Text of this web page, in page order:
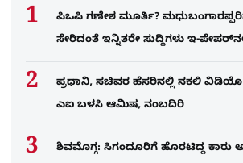
ಪಿಒಪಿ ಗಣೇಶ ಮೂರ್ತಿ?
ಸೇರಿದಂತೆ ಇನ್ನಿತರೇ ಸುದ್ದಿಗಳು ಇ-
ಪ್ರಧಾನಿ, ಸಚಿವರ ಹೆಸರಿನಲ್ಲಿ ನಕಲಿ
ಎಐ ಬಳಸಿ ಆಮಿಷ, ನಂಬದಿರಿ
ಶಿವಮೊಗ್ಗ: ಸಿಗಂದೂರಿಗೆ ಹೊರಟಿದ್ದ ಕಾರು